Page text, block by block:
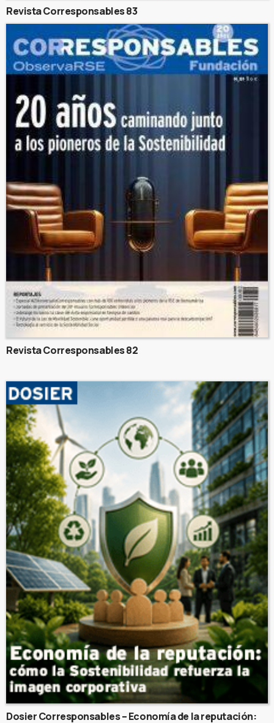
Revista Corresponsables 83
Revista Corresponsables 82
Dosier Corresponsables – Economía de la reputación: